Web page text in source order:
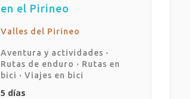
en el Pirineo
Valles del Pirineo
Aventura y actividades ·
Rutas de enduro · Rutas en
bici · Viajes en bici
5 días